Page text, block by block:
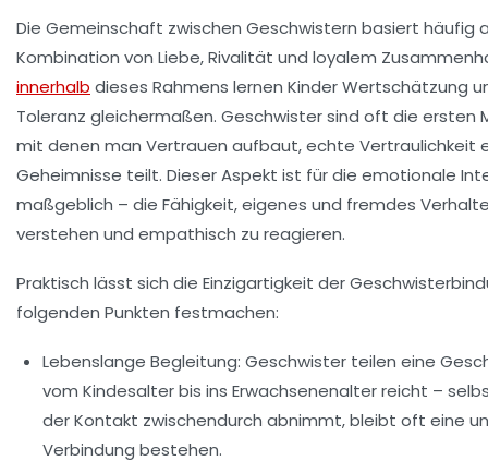
Die Gemeinschaft zwischen Geschwistern basiert häufig
Kombination von Liebe, Rivalität und loyalem
innerhalb dieses Rahmens lernen Kinder Wertschätzung
Toleranz gleichermaßen. Geschwister sind oft die ersten
mit denen man Vertrauen aufbaut, echte Vertraulichkeit
Geheimnisse teilt. Dieser Aspekt ist für die emotionale
maßgeblich – die Fähigkeit, eigenes und fremdes
verstehen und empathisch zu reagieren.
Praktisch lässt sich die Einzigartigkeit der
folgenden Punkten festmachen:
Lebenslange Begleitung: Geschwister teilen eine
vom Kindesalter bis ins Erwachsenenalter reicht –
der Kontakt zwischendurch abnimmt, bleibt oft eine
Verbindung bestehen.